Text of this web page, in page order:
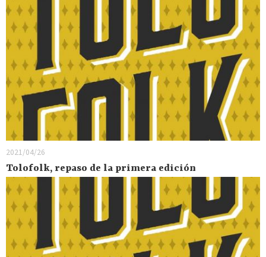
2021/04/26
Tolofolk, repaso de la primera edición